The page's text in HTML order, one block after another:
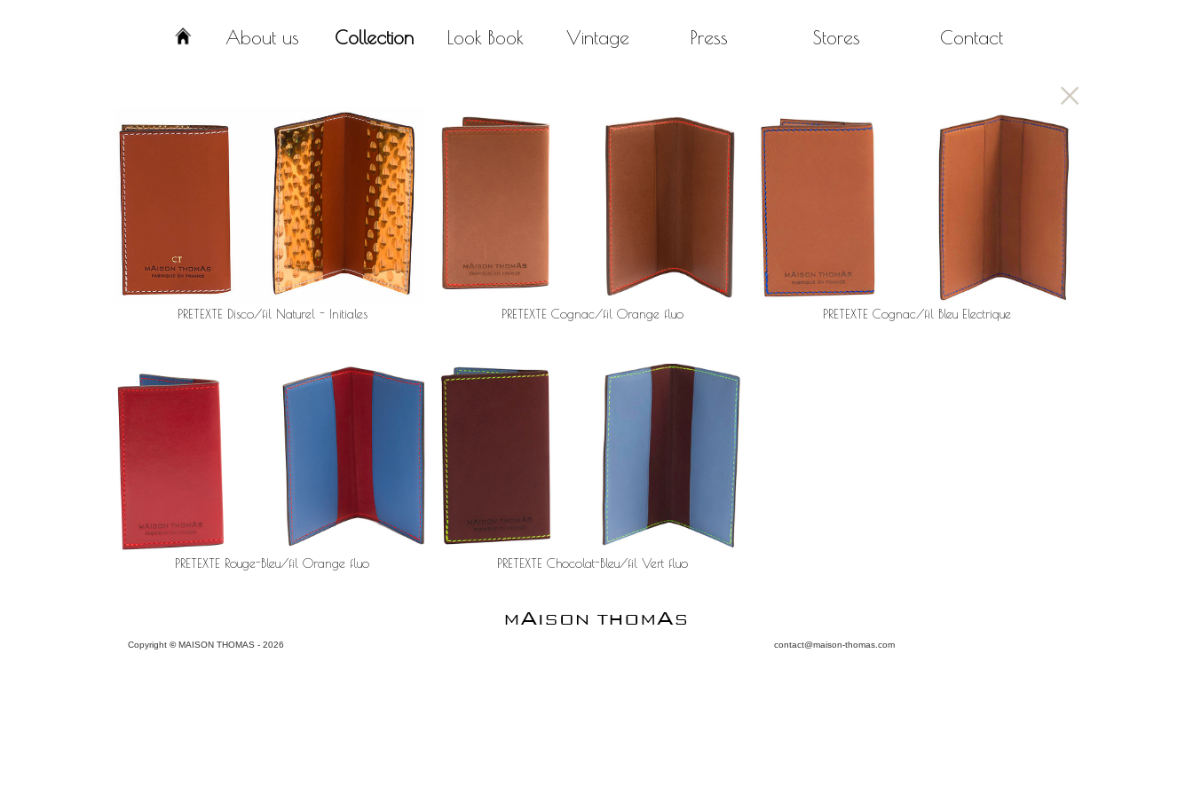
About us Collection Look Book Vintage Press Stores Contact
PRETEXTE Disco/fil Naturel - Initiales PRETEXTE Cognac/fil Orange fluo PRETEXTE Cognac/fil Bleu Electrique
PRETEXTE Rouge-Bleu/fil Orange fluo PRETEXTE Chocolat-Bleu/fil Vert fluo
Copyright ©MAISON THOMAS - 2026 contact@maison-thomas.com